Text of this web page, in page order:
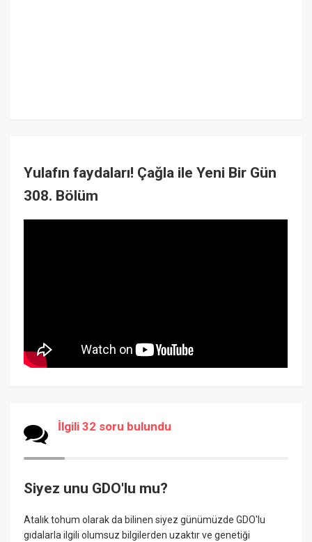
Yulafın faydaları! Çağla ile Yeni Bir Gün
308. Bölüm
İlgili 32 soru bulundu
Siyez unu GDO'lu mu?
Atalık tohum olarak da bilinen siyez günümüzde GDO'lu
gıdalarla ilgili olumsuz bilgilerden uzaktır ve genetiği